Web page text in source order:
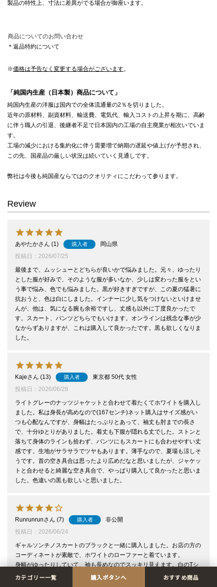
製品の特性上、寸法に差異がでる場合が御座います。
商品についてのお問い合わせ
＊返品特約について
※価格は予告なく変更する場合がございます。
「純国内生産（日本製）商品について」
純国内生産の洋服は国内での全体流通量の2％を切りました。
近年の原材料、副資材料、輸送費、電気代、輸入コストの上昇を期に、高齢
に伴う職人の引退、後継者不足で日本国内の工場の自主廃業が相次いでいま
す。
工場の減少における集約化に伴う需要増で納期の遅延や値上げが予想され、
この先、国産品の厳しい状況は続いていく見通しです。
弊社は今後も純国産ならではのクオリティにこだわって参ります。
Review
あやたか 1 購入者
岡山県
投稿日
2026/07/25
最後まで、ムッシューとどちらが良いかで悩みました。元々、ゆったり
とした服が好みで、そのような服が多いなか、少しは変わった服をとい
う事で悩み、色でも悩みました。黒が好きすぎですが、この夏の猛暑に
抗おうと、色は白にしました。インナーに少し気をつけないといけませ
んが、他は、気になる腕も余裕ですし、丈感も以外に丁度良かったで
す。スカート、パンツどちらでもいけます。オンラインは残念な事が少
なからずありますが、これは購入して良かったです。黒も欲しくなりま
した。
Kaje 13 購入者 東京都 50代 女性
投稿日
2026/06/28
ライトグレーのナッツジャケットと合わせて着たくてホワイトを購入し
ました。私は身長が高めなので(167センチ)ネット購入はサイズ感がい
つも心配なんですが、身幅はたっぷりとあって、袖丈も肘までの長さ
で、十分ゆとりがありました。着丈も下腹が隠れる丈でした。ストンと
落ちて身体のラインも拾わず、パンツにもスカートにも合わせやすい丈
感です。生地がサラサラでツヤもあります。薄手なので、夏場も涼しそ
うです。首の空き具合は思ったより広めだなと思いましたが、ジャケッ
トと合わせると綺麗な空き具合で、やっぱり購入して良かったと思いま
した。色違いの黒も欲しいと思いました。
Runrunrun 7 購入者
非公開
投稿日
2026/06/24
ギャルソンチノスカートのブラックと一緒に購入しました。お店の方の
コーディネートが素敵で、ホワイトのローファーと着ています。
身幅がゆったりしていて、袖も長めなのでスッキリ見えます。白のTシ
ャツは簡単なようで、特に年齢を重ねると、襟元だったりなかなかしっ
カテゴリー一覧 購入ボタンへ おすすめ商品